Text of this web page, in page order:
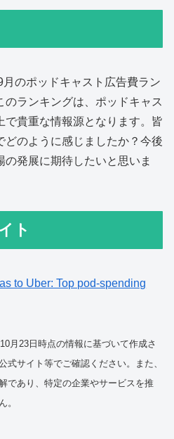
のポッドキャスト広告費ラン
のランキングは、ポッドキャス
で貴重な情報源となります。皆
どのように感じましたか？今後
発展に期待したいと思いま
ト
to Uber: Top pod-spending
月23日時点の情報に基づいて作成さ
式サイト等でご確認ください。また、
であり、特定の企業やサービスを推
。